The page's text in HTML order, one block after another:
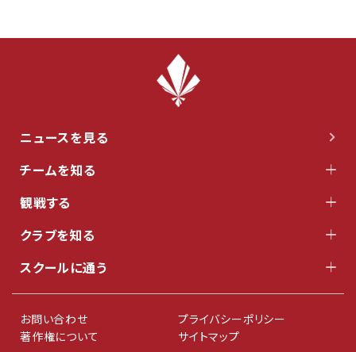
ニュースを見る
チームを知る
観戦する
クラブを知る
スクールに通う
お問い合わせ
プライバシーポリシー
著作権について
サイトマップ